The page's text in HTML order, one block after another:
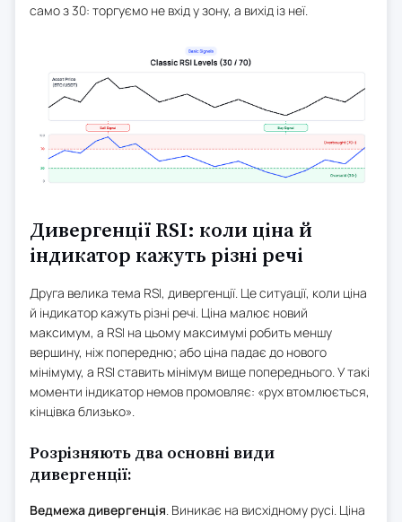
само з 30: торгуємо не вхід у зону, а вихід із неї.
Дивергенції RSI: коли ціна й
індикатор кажуть різні речі
Друга велика тема RSI, дивергенції. Це ситуації, коли ціна
й індикатор кажуть різні речі. Ціна малює новий
максимум, а RSI на цьому максимумі робить меншу
вершину, ніж попередню; або ціна падає до нового
мінімуму, а RSI ставить мінімум вище попереднього. У такі
моменти індикатор немов промовляє: «рух втомлюється,
кінцівка близько».
Розрізняють два основні види
дивергенції:
Ведмежа дивергенція. Виникає на висхідному русі. Ціна